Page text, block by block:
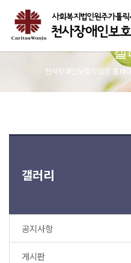
갤
천사장애인보호작업장 홈페
갤러리
공지사항
게시판